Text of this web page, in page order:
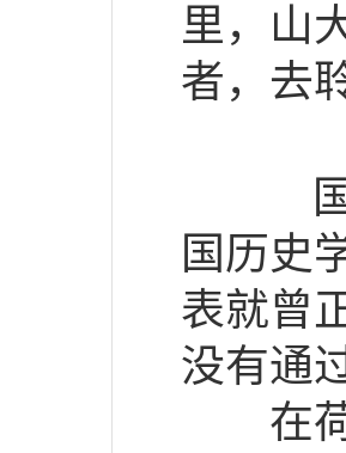
里，山
者，去
国
国历史
表就曾
没有通
在荷